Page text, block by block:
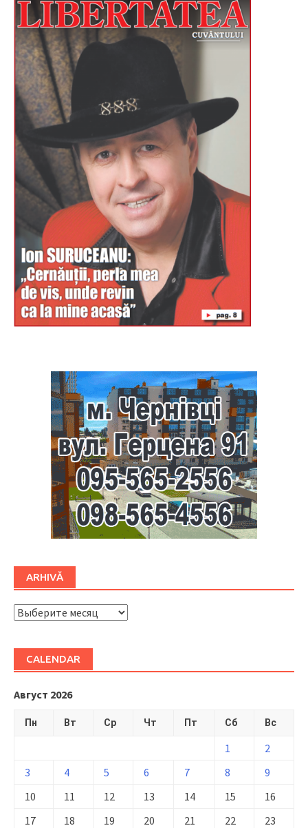
ARHIVĂ
ARHIVĂ
CALENDAR
Август 2026
Пн Вт Ср Чт Пт Сб Вс
1
2
3
4 5 6 7 8
9
10
11 12 13 14 15
16
17
18 19 20 21 22
23